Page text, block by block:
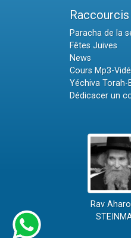
Raccourcis
Paracha de la
Fêtes Juives
News
Cours Mp3-
Yéchiva Torah-
Dédicacer un
Rav